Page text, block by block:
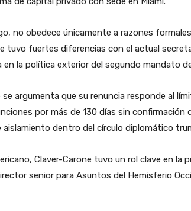
no obedece únicamente a razones
tuvo fuertes diferencias con el actual
en la política exterior del segundo mandato
argumenta que su renuncia responde al
por más de 130 días sin
aislamiento dentro del círculo diplomático
Claver-Carone tuvo un rol clave en la
senior para Asuntos del Hemisferio